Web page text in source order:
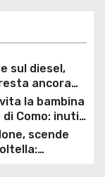
sul diesel,
ancora
lo
Governo
la bambina
Como: inutili
scende